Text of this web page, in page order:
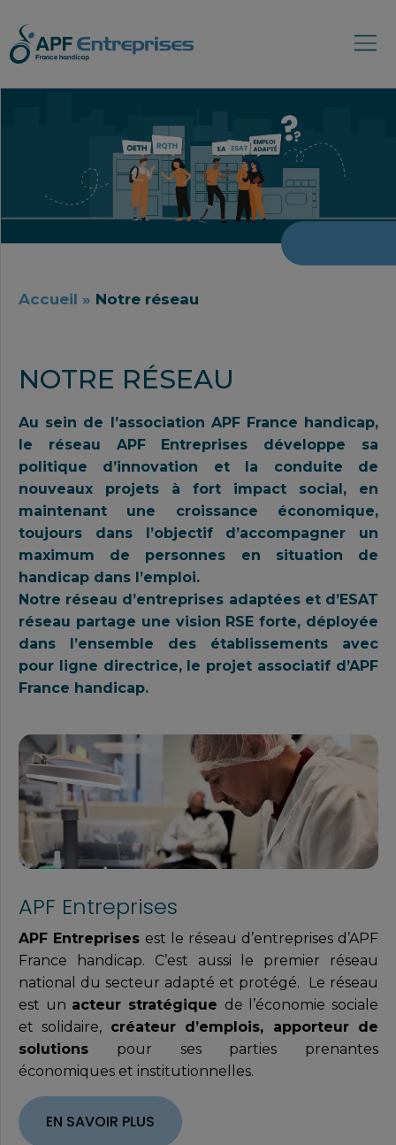
Accueil » Notre réseau
NOTRE RÉSEAU
Au sein de l’association APF France handicap,
le réseau APF Entreprises développe sa
politique d’innovation et la conduite de
nouveaux projets à fort impact social, en
maintenant une croissance économique,
toujours dans l’objectif d’accompagner un
maximum de personnes en situation de
handicap dans l’emploi.
Notre réseau d’entreprises adaptées et d’ESAT
réseau partage une vision RSE forte, déployée
dans l’ensemble des établissements avec
pour ligne directrice, le projet associatif d’APF
France handicap.
APF Entreprises
APF Entreprises est le réseau d’entreprises d’APF
France handicap. C’est aussi le premier réseau
national du secteur adapté et protégé. Le réseau
est un acteur stratégique de l’économie sociale
et solidaire, créateur d’emplois, apporteur de
solutions pour ses parties prenantes
économiques et institutionnelles.
EN SAVOIR PLUS